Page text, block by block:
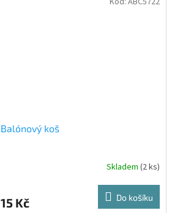
Balónový koš
Skladem (2 ks)
15 Kč Do košíku